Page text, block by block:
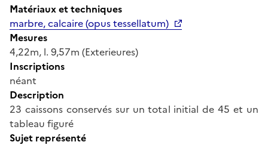
Matériaux et techniques
marbre, calcaire (opus tessellatum)
Mesures
4,22m, l. 9,57m (Exterieures)
Inscriptions
néant
Description
23 caissons conservés sur un total initial de 45 et un
tableau figuré
Sujet représenté